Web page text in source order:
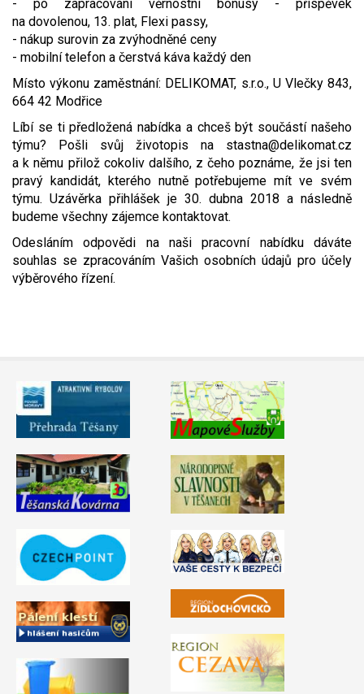
- po zapracování věrnostní bonusy - příspěvek
na dovolenou, 13. plat, Flexi passy,
- nákup surovin za zvýhodněné ceny
- mobilní telefon a čerstvá káva každý den
Místo výkonu zaměstnání: DELIKOMAT, s.r.o., U Vlečky 843,
664 42 Modřice
Líbí se ti předložená nabídka a chceš být součástí našeho
týmu? Pošli svůj životopis na stastna@delikomat.cz
a k němu přilož cokoliv dalšího, z čeho poznáme, že jsi ten
pravý kandidát, kterého nutně potřebujeme mít ve svém
týmu. Uzávěrka přihlášek je 30. dubna 2018 a následně
budeme všechny zájemce kontaktovat.
Odesláním odpovědi na naši pracovní nabídku dáváte
souhlas se zpracováním Vašich osobních údajů pro účely
výběrového řízení.